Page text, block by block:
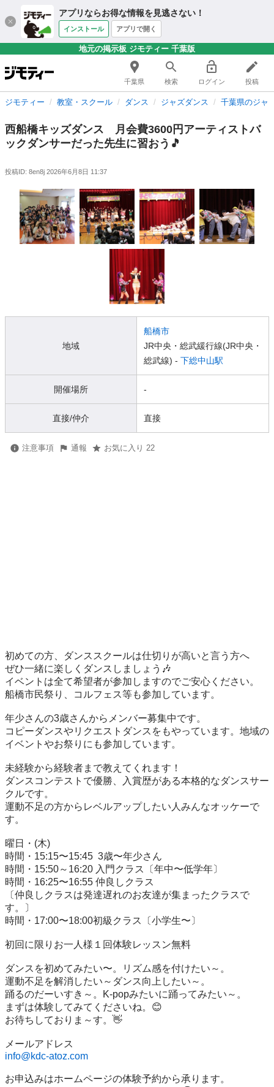
アプリならお得な情報を見逃さない！
インストール アプリで開く
地元の掲示板 ジモティー 千葉版
千葉県 検索 ログイン 投稿
ジモティー 教室・スクール ダンス ジャズダンス 千葉県のジャ
西船橋キッズダンス 月会費3600円アーティストバ
ックダンサーだった先生に習おう🎵
投稿ID: 8en8j 2026年6月8日 11:37
地域
船橋市
JR中央・総武緩行線(JR中央・
総武線) - 下総中山駅
開催場所 -
直接/仲介 直接
注意事項 通報 お気に入り 22
初めての方、ダンススクールは仕切りが高いと言う方へ
ぜひ一緒に楽しくダンスしましょう🎶
イベントは全て希望者が参加しますのでご安心ください。
船橋市民祭り、コルフェス等も参加しています。
年少さんの3歳さんからメンバー募集中です。
コピーダンスやリクエストダンスをもやっています。地域の
イベントやお祭りにも参加しています。
未経験から経験者まで教えてくれます！
ダンスコンテストで優勝、入賞歴がある本格的なダンスサー
クルです。
運動不足の方からレベルアップしたい人みんなオッケーで
す。
曜日・(木)
時間・15:15〜15:45  3歳〜年少さん
時間・15:50～16:20 入門クラス〔年中〜低学年〕
時間・16:25〜16:55 仲良しクラス
〔仲良しクラスは発達遅れのお友達が集まったクラスで
す。〕
時間・17:00〜18:00初級クラス〔小学生〜〕
初回に限りお一人様１回体験レッスン無料
ダンスを初めてみたい〜。リズム感を付けたい～。
運動不足を解消したい～ダンス向上したい～。
踊るのだーいすき～。K-popみたいに踊ってみたい～。
まずは体験してみてくださいね。😊
お待ちしておりま～す。👋
info@kdc-atoz.com
お申込みはホームページの体験予約から承ります。